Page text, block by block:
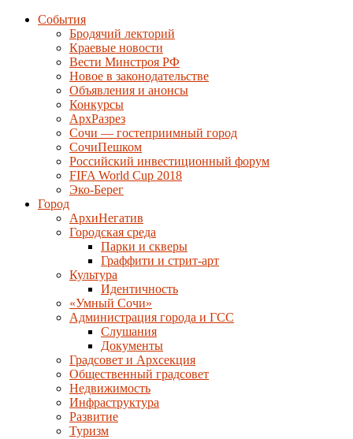
События
Бродячий лекторий
Краевые новости
Вести Минстроя РФ
Новое в законодательстве
Объявления и анонсы
Конкурсы
АрхРазрез
Сочи — гостеприимный город
СочиПешком
Российский инвестиционный форум
FIFA World Cup 2018
Эко-Берег
Город
АрхиНегатив
Городская среда
Парки и скверы
Граффити и стрит-арт
Культура
Идентичность
«Умный Сочи»
Администрация города и ГСС
Слушания
Документы
Градсовет и Архсекция
Общественный градсовет
Недвижимость
Инфраструктура
Развитие
Туризм